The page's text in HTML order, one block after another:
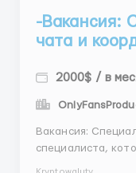
-Вакансия:
чата и
2000$ / в
Вакансия:
специалиста,